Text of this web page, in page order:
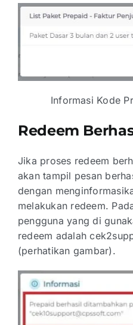
Informasi Kode
Redeem
Jika proses redeem
akan tampil pesan
dengan
melakukan redeem.
pengguna yang di
redeem adalah
(perhatikan gambar).